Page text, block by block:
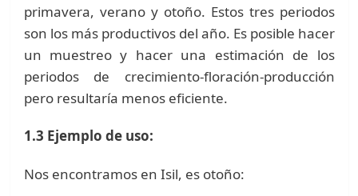
primavera, verano y otoño. Estos tres periodos
son los más productivos del año. Es posible hacer
un muestreo y hacer una estimación de los
periodos de crecimiento-floración-producción
pero resultaría menos eficiente.
1.3 Ejemplo de uso:
Nos encontramos en Isil, es otoño: